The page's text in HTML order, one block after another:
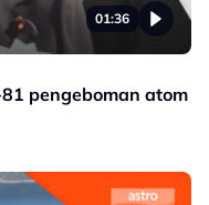
01:36
pengeboman atom